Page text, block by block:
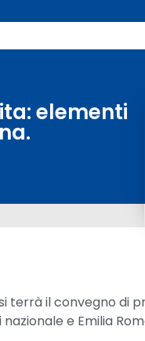
elementi
terrà il convegno di
e Emilia